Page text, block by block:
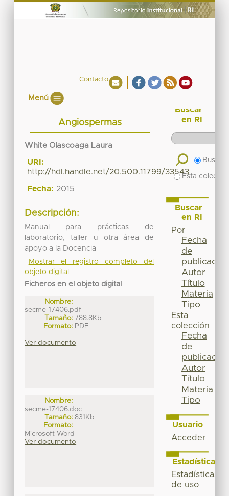
Contacto
Menú
Angiospermas
White Olascoaga Laura
URI:
http://hdl.handle.net/20.500.11799/33543
Fecha: 2015
Descripción:
Manual para prácticas de
laboratorio, taller u otra área de
apoyo a la Docencia
Mostrar el registro completo del
objeto digital
Ficheros en el objeto digital
Nombre:
secme-17406.pdf
Tamaño: 788.8Kb
Formato: PDF
Ver documento
Nombre:
secme-17406.doc
Tamaño: 831Kb
Formato:
Microsoft Word
Ver documento
Buscar
en RI
Buscar
Esta
Buscar
en RI
Por
Fecha
de
publicación
Autor
Título
Materia
Tipo
Esta
colección
Fecha
de
publicación
Autor
Título
Materia
Tipo
Usuario
Acceder
Estadísticas
Estadísticas
de uso